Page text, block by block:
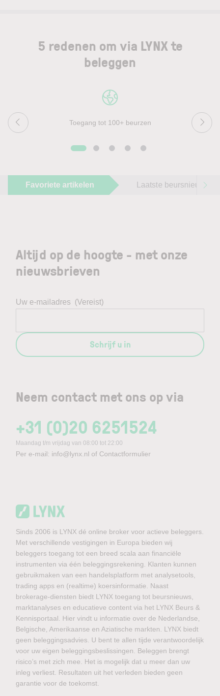
5 redenen om via LYNX te
beleggen
Toegang tot 100+ beurzen
Favoriete artikelen Laatste beursnieuws
Neem contact met ons op via
+31 (0)20 6251524
Maandag t/m vrijdag van 08:00 tot 22:00
Per e-mail: info@lynx.nl of Contactformulier
Altijd op de hoogte - met onze
nieuwsbrieven
Uw e-mailadres (Vereist)
Schrijf u in
Sinds 2006 is LYNX dé online broker voor actieve beleggers.
Met verschillende vestigingen in Europa bieden wij
beleggers toegang tot een breed scala aan financiële
instrumenten via één beleggingsrekening. Klanten kunnen
gebruikmaken van een handelsplatform met analysetools,
trading apps en (realtime) koersinformatie. Naast
brokerage-diensten biedt LYNX toegang tot beursnieuws,
marktanalyses en educatieve content via het LYNX Beurs &
Kennisportaal. Hier vindt u informatie over de Nederlandse,
Belgische, Amerikaanse en Aziatische markten. LYNX biedt
geen beleggingsadvies. U bent te allen tijde verantwoordelijk
voor uw eigen beleggingsbeslissingen. Beleggen brengt
risico’s met zich mee. Het is mogelijk dat u meer dan uw
inleg verliest. Resultaten uit het verleden bieden geen
garantie voor de toekomst.